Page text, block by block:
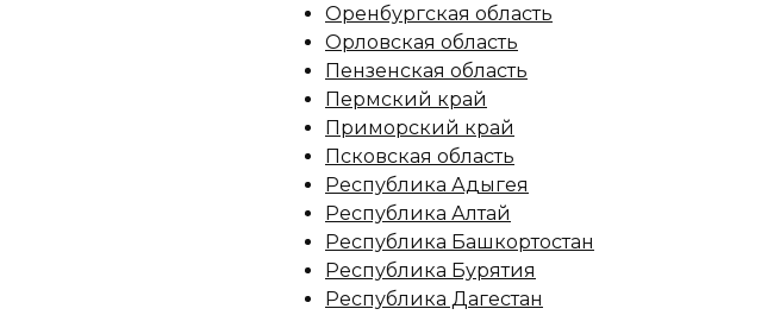
Оренбургская область
Орловская область
Пензенская область
Пермский край
Приморский край
Псковская область
Республика Адыгея
Республика Алтай
Республика Башкортостан
Республика Бурятия
Республика Дагестан